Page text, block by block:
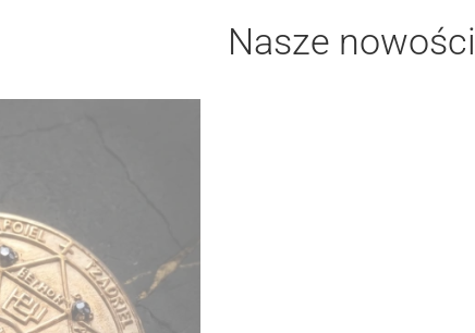
naturalnych o silnej mocyNasze nowości